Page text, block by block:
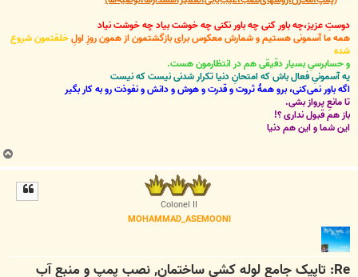
دوستِ عزیز،چه باور کنی چه باور نکنی چه خوشت بیاد چه خوشت نیاد
همه ما آسمونی هستیم و شمارش معکوس برای بازگشتمون از همون روزِ اولِخلقتمون شروع
شده
و حسابرسیِ بسیار دقیقی هم در انتظارمون هست.
یه آسمونیِ فعال باش که امتحانِ دنیا تکرار شدنی نیست که نیست
اگه باور نمی‌کنی، برو همۀ ثروت و قدرت و هوش و دانش و نفوذت رو به کار بگیر
تا مانعِ پرواز بشی.
باز هم قبول نداری ؟!
این شما و این هم دنیا
ب
ا
Colonel II
MOHAMMAD_ASEMOONI
Re: تاپیک جامع لوله کشی ساختمان, نصب پمپ و منبع آب